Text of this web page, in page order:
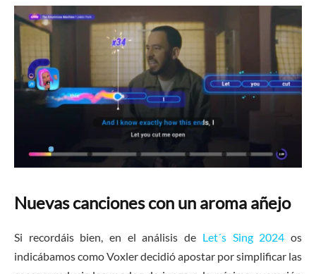
Nuevas canciones con un aroma añejo
Si recordáis bien, en el análisis de Let´s Sing 2024 os
indicábamos como Voxler decidió apostar por simplificar las